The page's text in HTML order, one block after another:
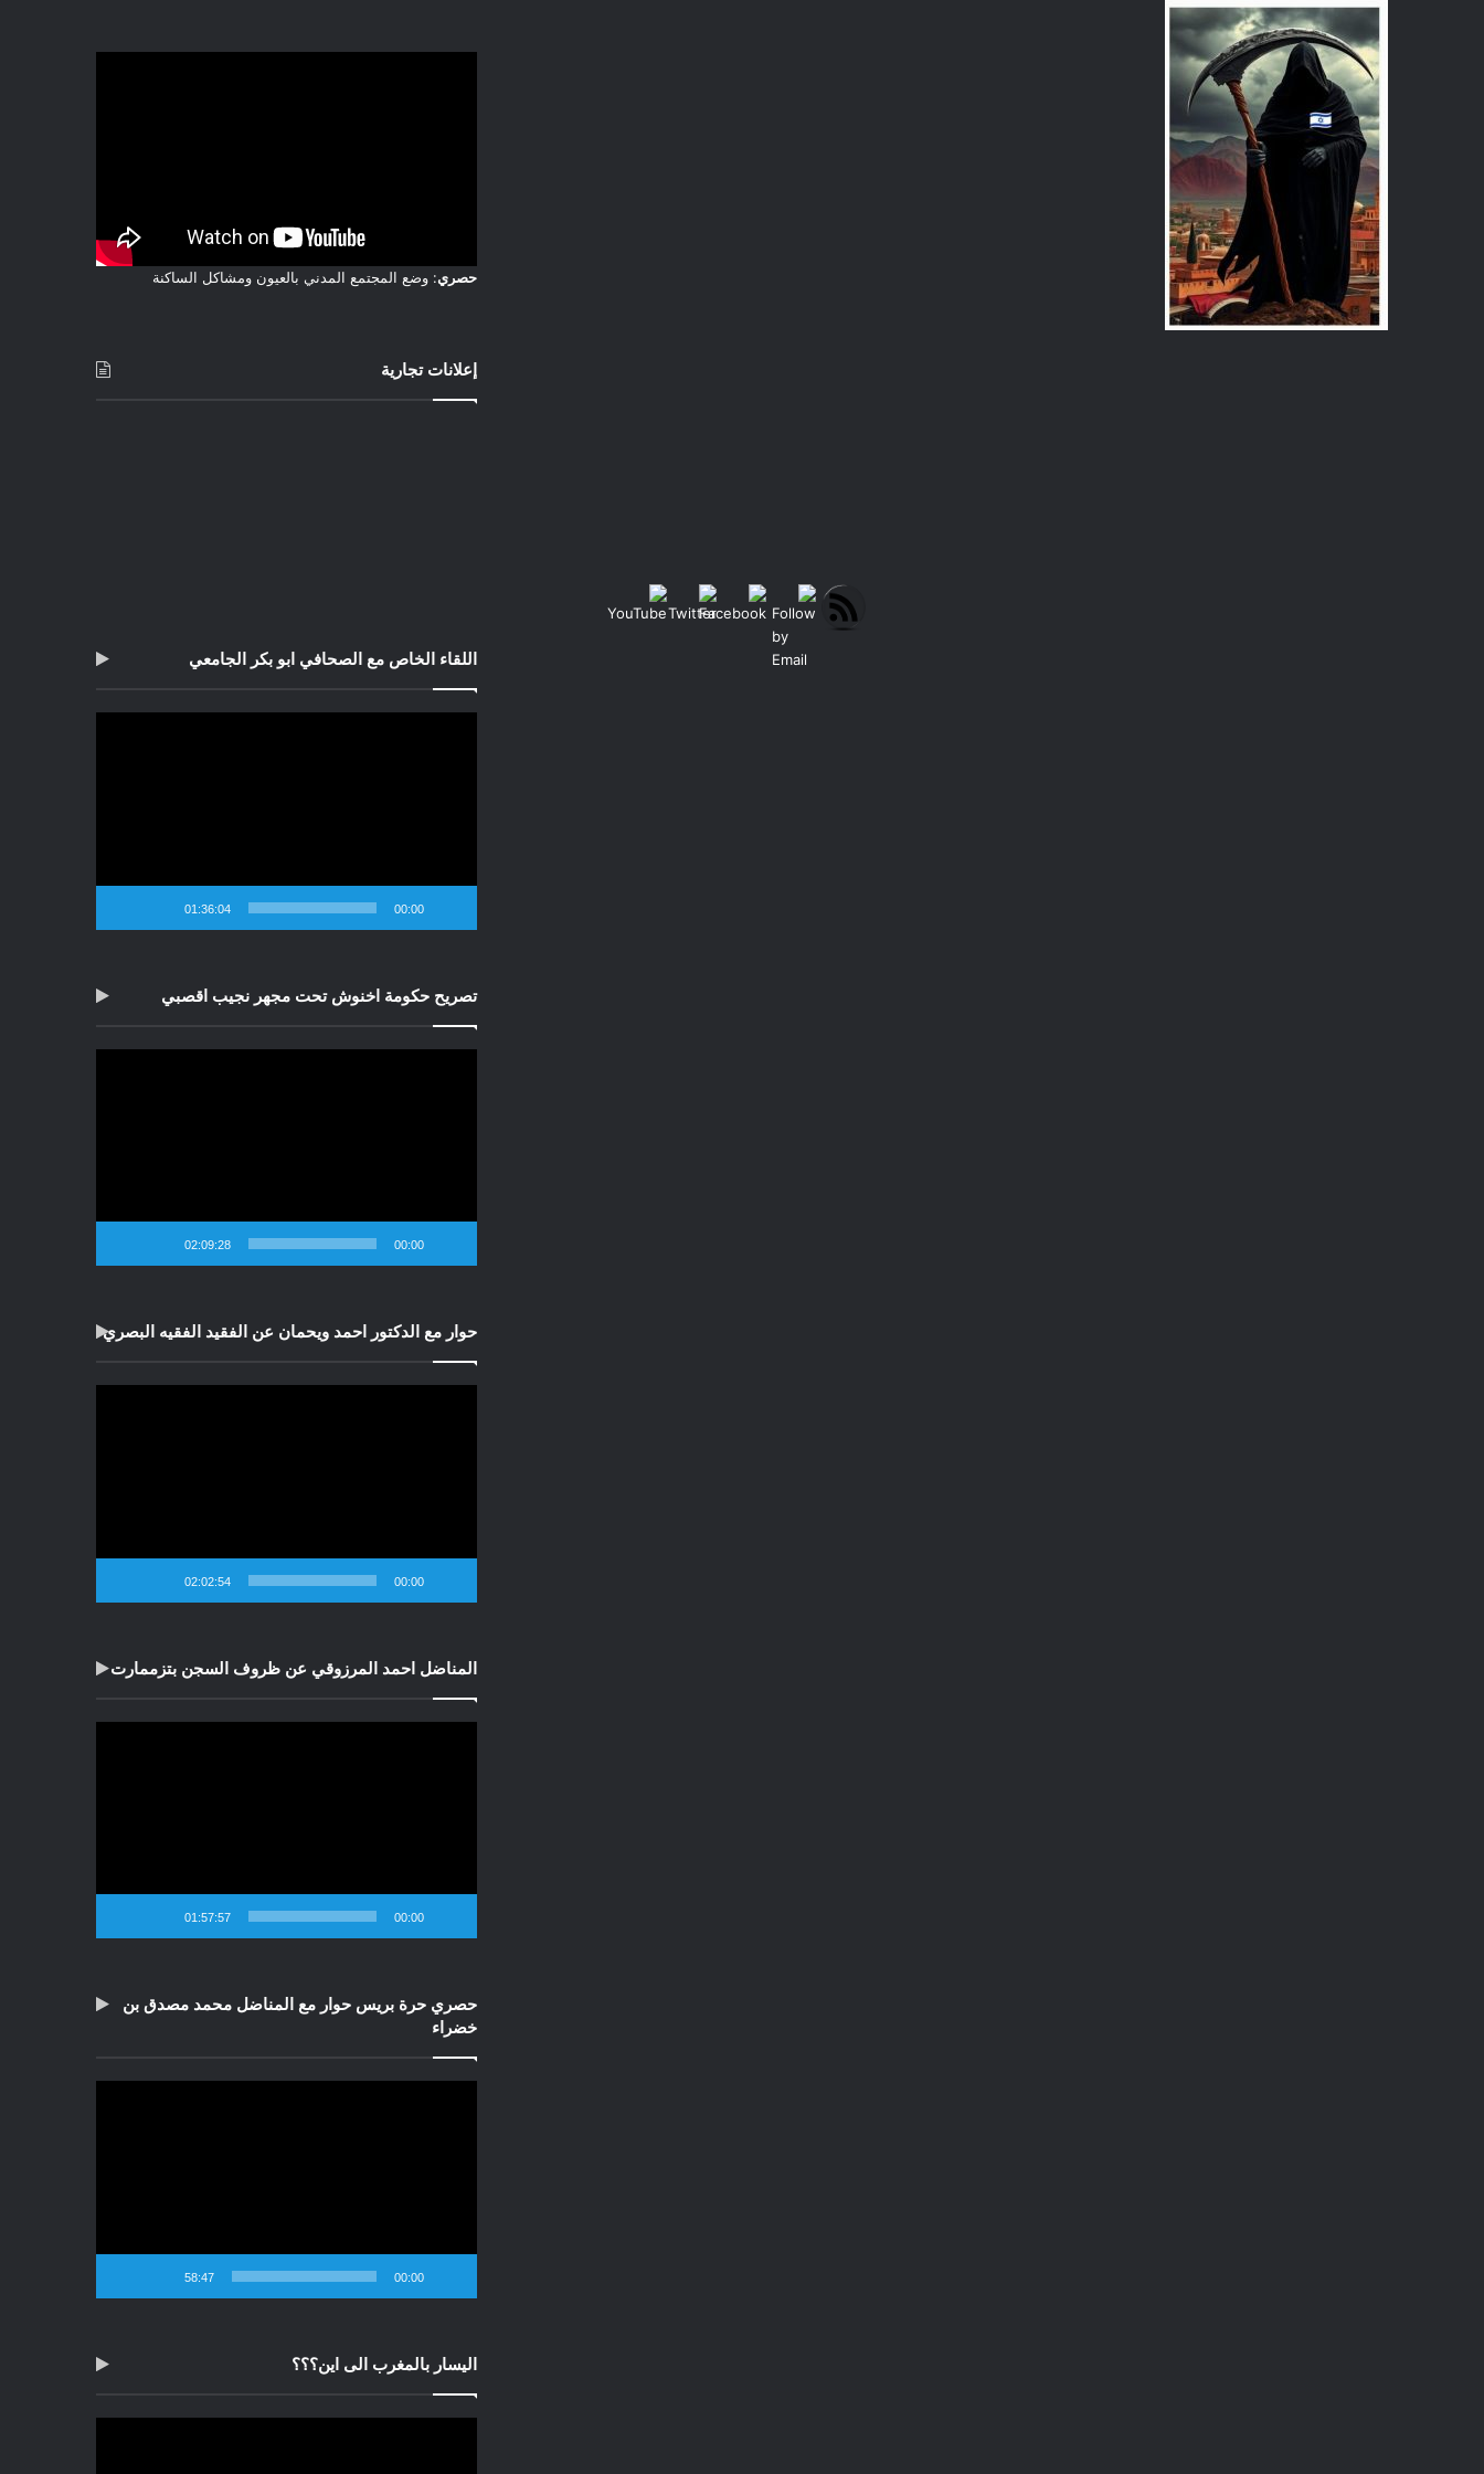
حصري: وضع المجتمع المدني بالعيون ومشاكل الساكنة
إعلانات تجارية
اللقاء الخاص مع الصحافي ابو بكر الجامعي
00:00
01:36:04
تصريح حكومة اخنوش تحت مجهر نجيب اقصبي
00:00
02:09:28
حوار مع الدكتور احمد ويحمان عن الفقيد الفقيه البصري
00:00
02:02:54
المناضل احمد المرزوقي عن ظروف السجن بتزممارت
00:00
01:57:57
حصري حرة بريس حوار مع المناضل محمد مصدق بن
خضراء
00:00
58:47
اليسار بالمغرب الى اين؟؟؟